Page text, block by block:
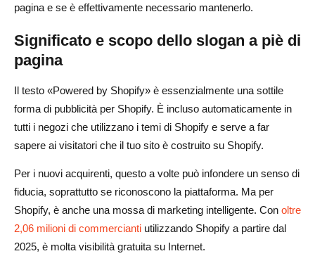
pagina e se è effettivamente necessario mantenerlo.
Significato e scopo dello slogan a piè di
pagina
Il testo «Powered by Shopify» è essenzialmente una sottile
forma di pubblicità per Shopify. È incluso automaticamente in
tutti i negozi che utilizzano i temi di Shopify e serve a far
sapere ai visitatori che il tuo sito è costruito su Shopify.
Per i nuovi acquirenti, questo a volte può infondere un senso di
fiducia, soprattutto se riconoscono la piattaforma. Ma per
Shopify, è anche una mossa di marketing intelligente. Con oltre
2,06 milioni di commercianti utilizzando Shopify a partire dal
2025, è molta visibilità gratuita su Internet.